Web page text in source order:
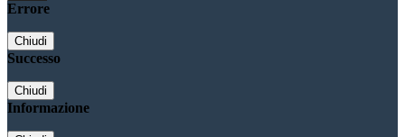
Errore
Chiudi
Successo
Chiudi
Informazione